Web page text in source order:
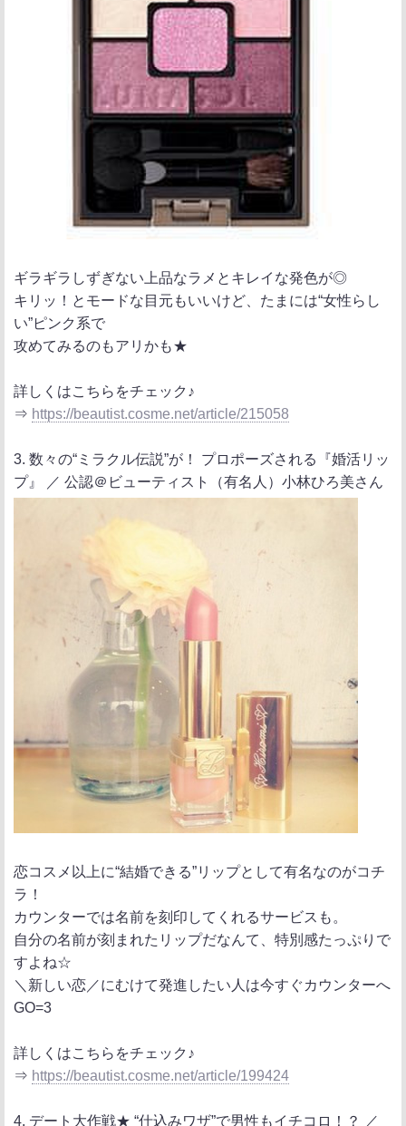
ギラギラしずぎない上品なラメとキレイな発色が◎
キリッ！とモードな目元もいいけど、たまには“女性らし
い”ピンク系で
攻めてみるのもアリかも★
詳しくはこちらをチェック♪
⇒ https://beautist.cosme.net/article/215058
3. 数々の“ミラクル伝説”が！ プロポーズされる『婚活リッ
プ』 ／ 公認＠ビューティスト（有名人）小林ひろ美さん
恋コスメ以上に“結婚できる”リップとして有名なのがコチ
ラ！
カウンターでは名前を刻印してくれるサービスも。
自分の名前が刻まれたリップだなんて、特別感たっぷりで
すよね☆
＼新しい恋／にむけて発進したい人は今すぐカウンターへ
GO=3
詳しくはこちらをチェック♪
⇒ https://beautist.cosme.net/article/199424
4. デート大作戦★ “仕込みワザ”で男性もイチコロ！？ ／